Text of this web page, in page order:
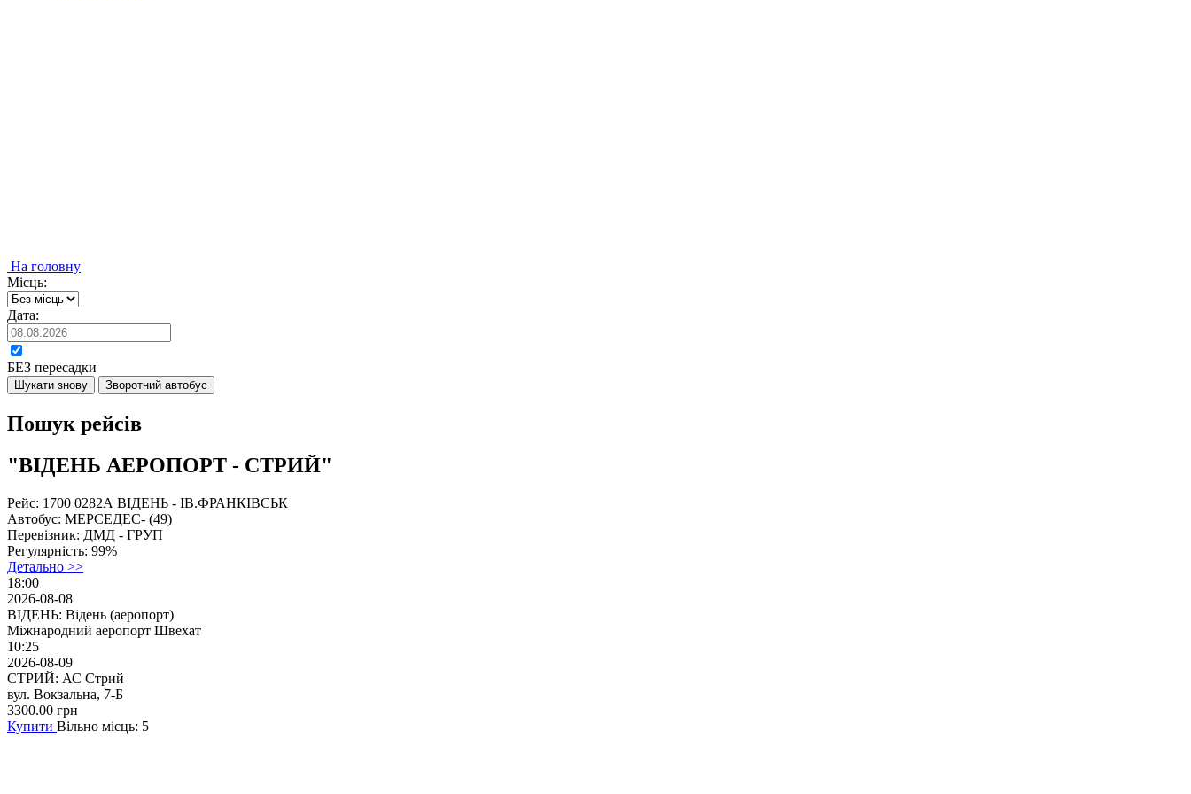
На головну
Місць:
Дата:
БЕЗ пересадки
Шукати знову Зворотний автобус
Пошук рейсів
"ВІДЕНЬ АЕРОПОРТ - СТРИЙ"
Рейс: 1700 0282А ВІДЕНЬ - ІВ.ФРАНКІВСЬК
Автобус: МЕРСЕДЕС- (49)
Перевізник: ДМД - ГPУП
Регулярність: 99%
Детально >>
18:00
2026-08-08
ВІДЕНЬ: Відень (аеропорт)
Міжнародний аеропорт Швехат
10:25
2026-08-09
СТРИЙ: АС Стрий
вул. Вокзальна, 7-Б
3300.00 грн
Купити Вільно місць: 5